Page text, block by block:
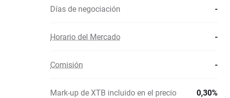
Días de negociación -
Horario del Mercado -
Comisión -
Mark-up de XTB incluido en el precio 0,30%